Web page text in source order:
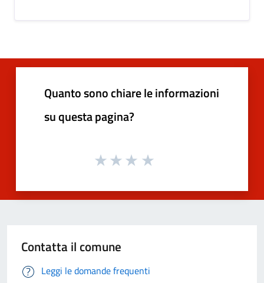
Quanto sono chiare le informazioni
su questa pagina?
Contatta il comune
Leggi le domande frequenti